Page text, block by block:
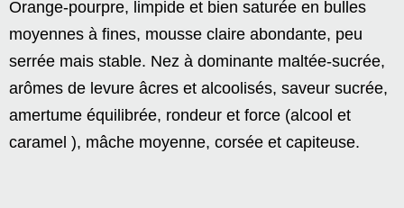
Orange-pourpre, limpide et bien saturée en bulles
moyennes à fines, mousse claire abondante, peu
serrée mais stable. Nez à dominante maltée-sucrée,
arômes de levure âcres et alcoolisés, saveur sucrée,
amertume équilibrée, rondeur et force (alcool et
caramel ), mâche moyenne, corsée et capiteuse.